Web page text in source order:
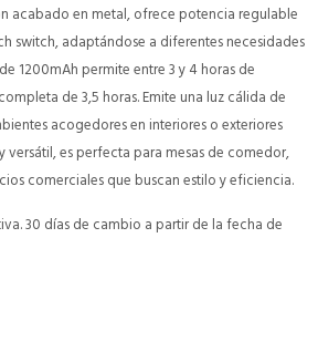
acabado en metal, ofrece potencia regulable
switch, adaptándose a diferentes necesidades
1200mAh permite entre 3 y 4 horas de
de 3,5 horas. Emite una luz cálida de
acogedores en interiores o exteriores
versátil, es perfecta para mesas de comedor,
comerciales que buscan estilo y eficiencia.
30 días de cambio a partir de la fecha de